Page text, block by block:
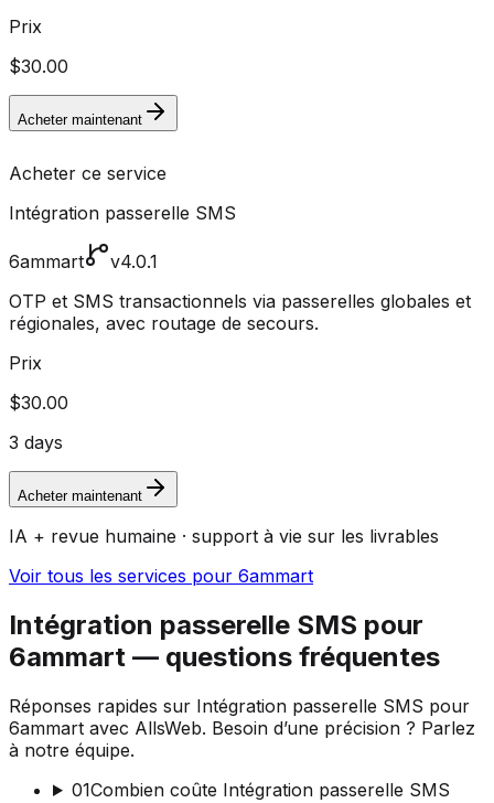
Prix
$30.00
Acheter maintenant
Acheter ce service
Intégration passerelle SMS
6ammart
v4.0.1
OTP et SMS transactionnels via passerelles globales et
régionales, avec routage de secours.
Prix
$30.00
3 days
Acheter maintenant
IA + revue humaine · support à vie sur les livrables
Voir tous les services pour 6ammart
Intégration passerelle SMS pour
6ammart — questions fréquentes
Réponses rapides sur Intégration passerelle SMS pour
6ammart avec AllsWeb. Besoin d’une précision ? Parlez
à notre équipe.
01Combien coûte Intégration passerelle SMS